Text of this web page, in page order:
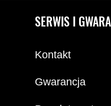
SERWIS I
Kontakt
Gwarancja